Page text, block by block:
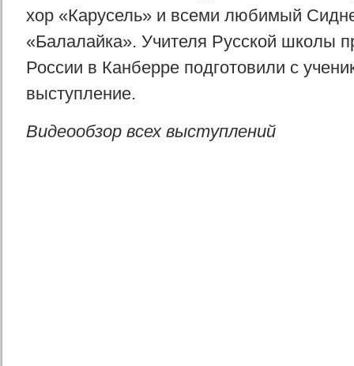
хор «Карусель» и всеми любимый
«Балалайка». Учителя Русской школы
России в Канберре подготовили с
выступление.
Видеообзор всех выступлений